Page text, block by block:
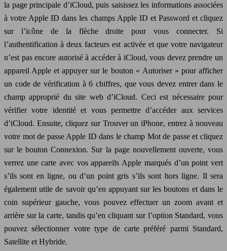
la page principale d’iCloud, puis saisissez les informations associées
à votre Apple ID dans les champs Apple ID et Password et cliquez
sur l’icône de la flèche droite pour vous connecter. Si
l’authentification à deux facteurs est activée et que votre navigateur
n’est pas encore autorisé à accéder à iCloud, vous devez prendre un
appareil Apple et appuyer sur le bouton « Autoriser » pour afficher
un code de vérification à 6 chiffres, que vous devez entrer dans le
champ approprié du site web d’iCloud. Ceci est nécessaire pour
vérifier votre identité et vous permettre d’accéder aux services
d’iCloud. Ensuite, cliquez sur Trouver un iPhone, entrez à nouveau
votre mot de passe Apple ID dans le champ Mot de passe et cliquez
sur le bouton Connexion. Sur la page nouvellement ouverte, vous
verrez une carte avec vos appareils Apple marqués d’un point vert
s’ils sont en ligne, ou d’un point gris s’ils sont hors ligne. Il sera
également utile de savoir qu’en appuyant sur les boutons et dans le
coin supérieur gauche, vous pouvez effectuer un zoom avant et
arrière sur la carte, tandis qu’en cliquant sur l’option Standard, vous
pouvez sélectionner votre type de carte préféré parmi Standard,
Satellite et Hybride.